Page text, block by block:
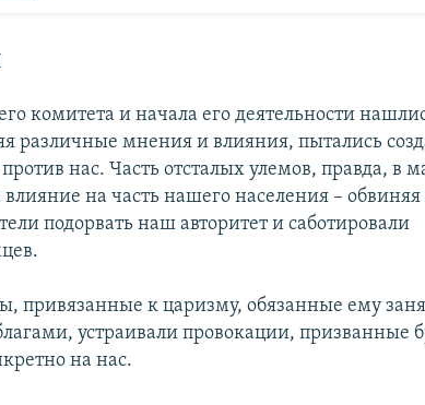
комитета и начала его деятельности
различные мнения и влияния, пытались
нас. Часть отсталых улемов, правда, в
на часть нашего населения – обвиняя
подорвать наш авторитет и саботировали
привязанные к царизму, обязанные ему
устраивали провокации, призванные
на нас.